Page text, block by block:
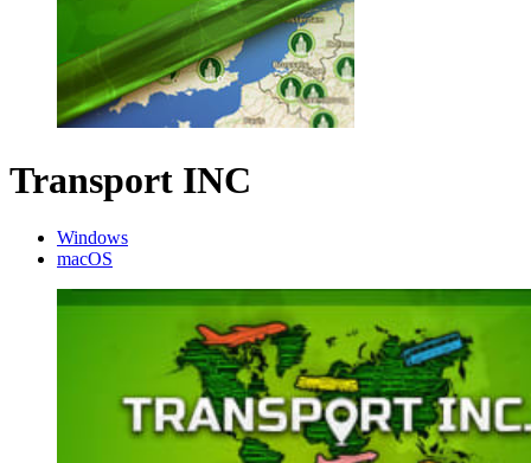
Transport INC
Windows
macOS